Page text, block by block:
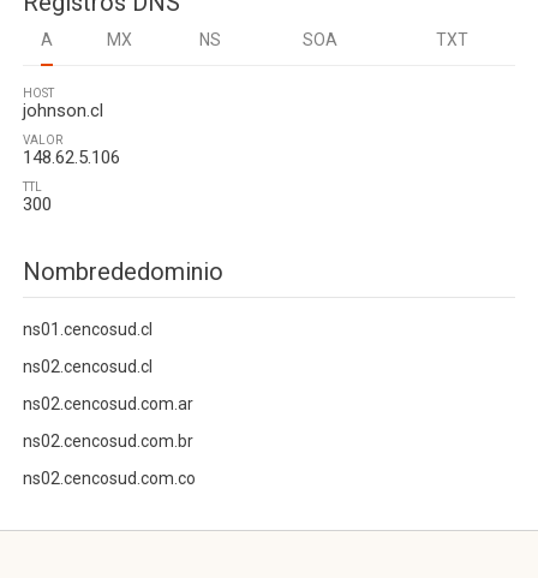
A MX NS SOA TXT
HOST
johnson.cl
VALOR
148.62.5.106
TTL
300
Nombrededominio
ns01.cencosud.cl
ns02.cencosud.cl
ns02.cencosud.com.ar
ns02.cencosud.com.br
ns02.cencosud.com.co